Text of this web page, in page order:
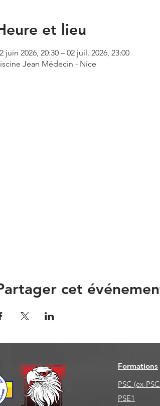
et lieu
juin 2026, 20:30 – 02 juil. 2026, 23:00
Jean Médecin - Nice
cet
Formations
PSC (ex-
PSE1